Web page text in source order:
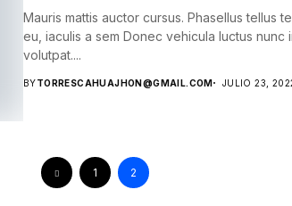
Mauris mattis auctor cursus. Phasellus tellus
eu, iaculis a sem Donec vehicula luctus nunc
volutpat....
BYTORRESCAHUAJHON@GMAIL.COM JULIO 23,
1 2